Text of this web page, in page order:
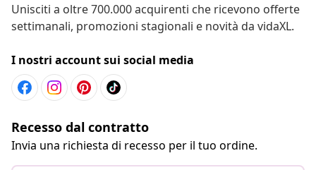
Unisciti a oltre 700.000 acquirenti che ricevono offerte
settimanali, promozioni stagionali e novità da vidaXL.
I nostri account sui social media
Recesso dal contratto
Invia una richiesta di recesso per il tuo ordine.